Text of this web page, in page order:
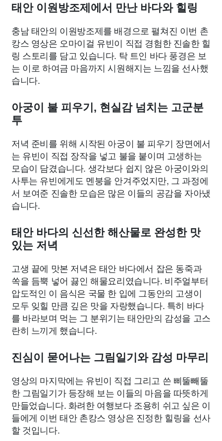
태안 이원방조제에서 만난 바다와 힐링
충남 태안의 이원방조제를 배경으로 펼쳐진 이번 촌
캉스 영상은 오마이걸 유빈이 직접 경험한 진솔한 힐
링 스토리를 담고 있습니다. 탁 트인 바다 풍경은 보
는 이로 하여금 마음까지 시원해지는 느낌을 선사했
습니다.
아궁이 불 피우기, 현실감 넘치는 고군분
투
저녁 준비를 위해 시작된 아궁이 불 피우기 장면에서
는 유빈이 직접 장작을 넣고 불을 붙이며 고생하는
모습이 담겼습니다. 생각보다 쉽지 않은 아궁이와의
사투는 유빈에게도 멘붕을 안겨주었지만, 그 과정에
서 보여준 진솔한 모습은 많은 이들의 공감을 자아냈
습니다.
태안 바다의 신선한 해산물로 완성한 맛
있는 저녁
고생 끝에 맛본 저녁은 태안 바다에서 잡은 동죽과
쏙을 듬뿍 넣어 끓인 해물요리였습니다. 비주얼부터
압도적인 이 음식은 국물 한 입에 그동안의 고생이
모두 잊힐 만큼 깊은 맛을 자랑했습니다. 특히 바다
를 바라보며 먹는 그 분위기는 태안만의 감성을 고스
란히 느끼게 했습니다.
진심이 묻어나는 그림일기와 감성 마무리
영상의 마지막에는 유빈이 직접 그리고 쓴 삐뚤빼뚤
한 그림일기가 등장해 보는 이들의 마음을 따뜻하게
만들었습니다. 화려한 여행보다 조용히 쉬고 싶은 이
들에게 이번 태안 촌캉스 영상은 진정한 힐링을 선사
할 것입니다.